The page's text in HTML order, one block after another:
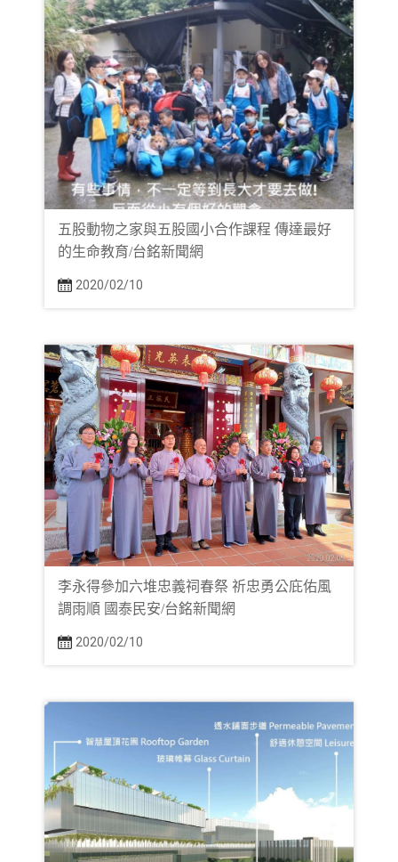
五股動物之家與五股國小合作課程 傳達最好
的生命教育/台銘新聞網
2020/02/10
李永得參加六堆忠義祠春祭 祈忠勇公庇佑風
調雨順 國泰民安/台銘新聞網
2020/02/10